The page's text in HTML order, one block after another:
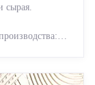
сырая.